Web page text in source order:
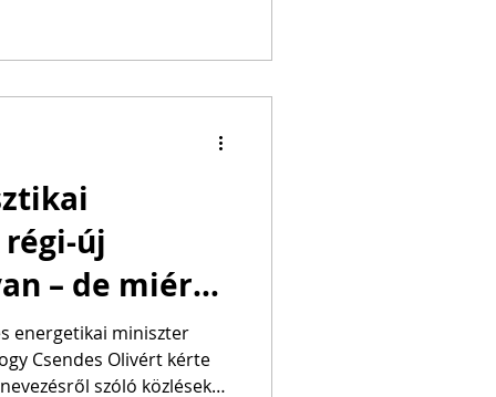
kellene
új
– de miért
hogy
energetikai miniszter
Csendes Olivért kérte
szóló közlések